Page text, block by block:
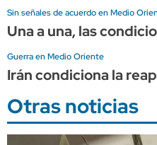
Sin señales de acuerdo en Medio
Una a una, las
Guerra en Medio Oriente
Irán condiciona la
Otras noticias